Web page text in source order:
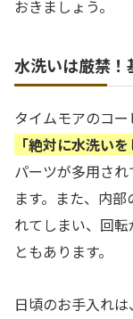
おきましょう。
水洗いは厳禁
タイムモアのコ
「絶対に水洗いを
パーツが多用さ
ます。また、内
れてしまい、回
ともあります。
日頃のお手入れ